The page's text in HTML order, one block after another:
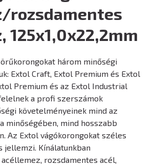
rozsdamentes
125x1,0x22,2mm
három minőségi
Extol Craft, Extol Premium és Extol
Premium és az Extol Industrial
a profi szerszámok
követelményeinek mind az
minőségében, mind hosszabb
Az Extol vágókorongokat széles
jellemzi. Kínálatunkban
rozsdamentes acél,